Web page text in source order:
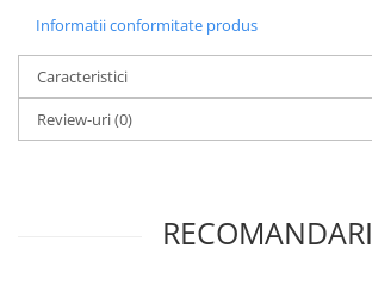
Role hartie industriala
Role prosop hartie
Servetele masa & faciale
Odorizante profesionale
Odorizante camera
Informatii conformitate produs
Caracteristici
Review-uri(0)
RECOMANDARI